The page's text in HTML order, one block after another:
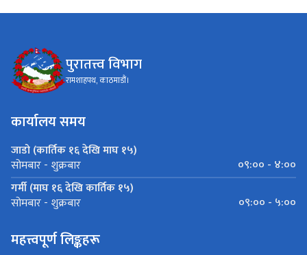
पुरातत्त्व विभाग
रामशाहपथ, काठमाडौं।
कार्यालय समय
जाडो (कार्तिक १६ देखि माघ १५)
सोमबार - शुक्रबार
०९:०० - ४:००
गर्मी (माघ १६ देखि कार्तिक १५)
सोमबार - शुक्रबार ०९:०० - ५:००
महत्त्वपूर्ण लिङ्कहरू